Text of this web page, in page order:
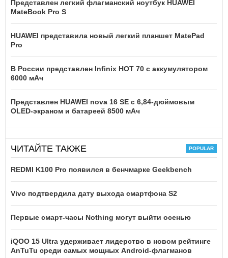
Представлен легкий флагманский ноутбук HUAWEI
MateBook Pro S
HUAWEI представила новый легкий планшет MatePad
Pro
В России представлен Infinix HOT 70 с аккумулятором
6000 мАч
Представлен HUAWEI nova 16 SE с 6,84-дюймовым
OLED-экраном и батареей 8500 мАч
ЧИТАЙТЕ ТАКЖЕ
REDMI K100 Pro появился в бенчмарке Geekbench
Vivo подтвердила дату выхода смартфона S2
Первые смарт-часы Nothing могут выйти осенью
iQOO 15 Ultra удерживает лидерство в новом рейтинге
AnTuTu среди самых мощных Android-флагманов